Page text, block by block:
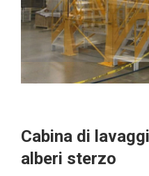
Cabina di
alberi sterzo